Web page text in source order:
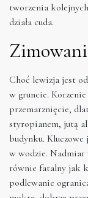
tworzenia
działa cuda.
Choć lewizja jest
w gruncie.
przemarznięcie,
styropianem, jutą
budynku.
w wodzie. Nadmiar
równie fatalny jak
podlewanie